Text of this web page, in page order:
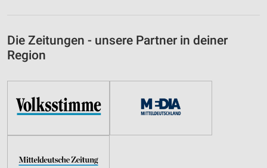
Die Zeitungen - unsere Partner in deiner
Region